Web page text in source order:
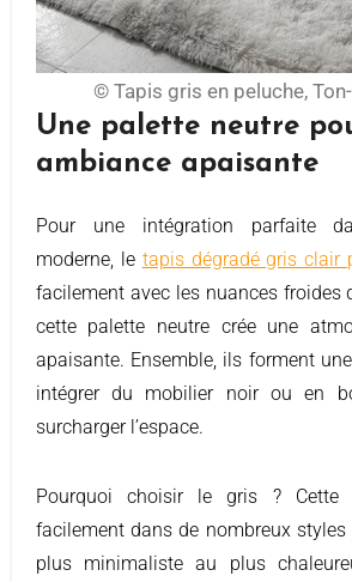
Une palette neutre
ambiance apaisante
Pour une intégration parfaite dans un intérieur
moderne, le tapis dégradé gris clair
facilement avec les nuances froides
cette palette neutre crée une
apaisante. Ensemble, ils forment
intégrer du mobilier noir ou en
surcharger l’espace.
Pourquoi choisir le gris ? Cette
facilement dans de nombreux styles
plus minimaliste au plus
© Tapis gris en peluche,